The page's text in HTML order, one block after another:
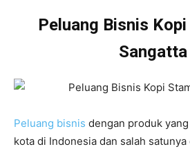
Peluang Bisnis
Sangatta
Peluang bisnis dengan produk
kota di Indonesia dan salah satunya